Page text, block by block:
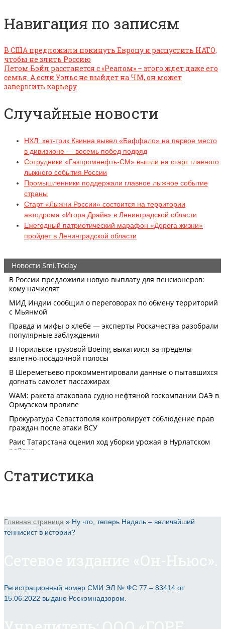
Навигация по записям
В США предложили покинуть Европу и распустить НАТО,
чтобы не злить Россию
Летом Бэйл расстанется с «Реалом» – этого ждет даже его
семья. А если Уэльс не выйдет на ЧМ, он может
завершить карьеру
Случайные новости
НХЛ: хет-трик Квинна вывел «Баффало» на первое место
в дивизионе — восемь побед подряд
Сотрудники «Газпромнефть-СМ» вышли на старт главного
лыжного события России
Промышленники поддержали главное лыжное событие
страны
Старт «Лыжни России» состоится на территории
автодрома «Игора Драйв» в Ленинградской области
Ежегодный патриотический марафон «Дорога жизни»
пройдет в Ленинградской области
Статистика
Главная страница » Ну что, теперь Надаль – величайший
теннисист в истории?
Регистрационный номер СМИ ЭЛ № ФС 77 – 83414 от
15.06.2022 выдано Роскомнадзором.